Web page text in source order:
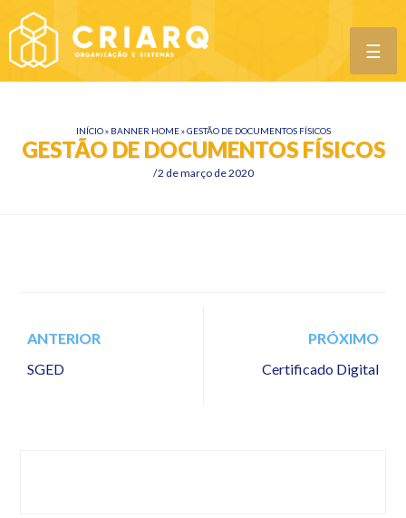
☰
INÍCIO» BANNER HOME»GESTÃO DE DOCUMENTOS FÍSICOS
GESTÃO DE DOCUMENTOS FÍSICOS
2 de março de 2020
ANTERIOR
SGED
PRÓXIMO
Certificado Digital